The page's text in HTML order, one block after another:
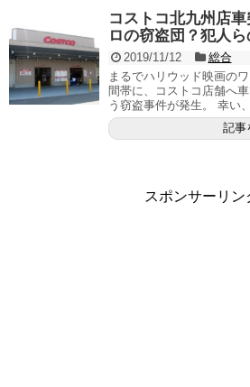
コストコ北九州店
ロの窃盗団？犯人
2019/11/12
総合
まるでハリウッド映画の
間帯に、コストコ店舗へ
う窃盗事件が発生。 幸い
記事
スポンサーリン